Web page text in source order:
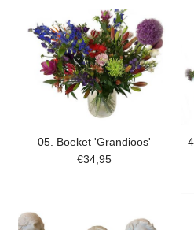
05. Boeket 'Grandioos'
€34,95